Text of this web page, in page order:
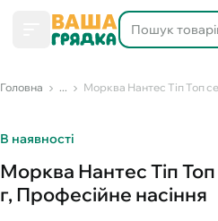
Головна ... Морква Нантес Тіп Топ
В наявності
Морква Нантес Тіп
г, Професійне насіння